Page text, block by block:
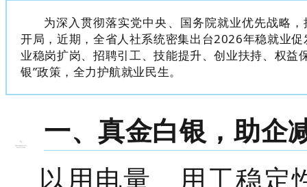
为深入贯彻落实党中央、国务院就业优先战略，
开局，近期，全省人社系统密集出台2026年稳就业
业稳岗扩岗、招聘引工、技能提升、创业扶持、权益
银”政策，全力护航就业民生。
一、真金白银，助企
以用电量、用工稳定